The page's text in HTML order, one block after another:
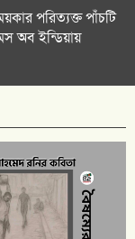
পরিত্যক্ত পাঁচটি
অব ইন্ডিয়ায়